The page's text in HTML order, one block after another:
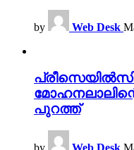
by Web Desk
പുറത്ത്
by Web Desk